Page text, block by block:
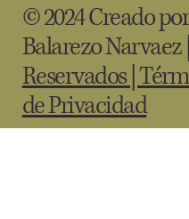
© 2024 Creado
Balarezo
Reservados |
de Privacidad